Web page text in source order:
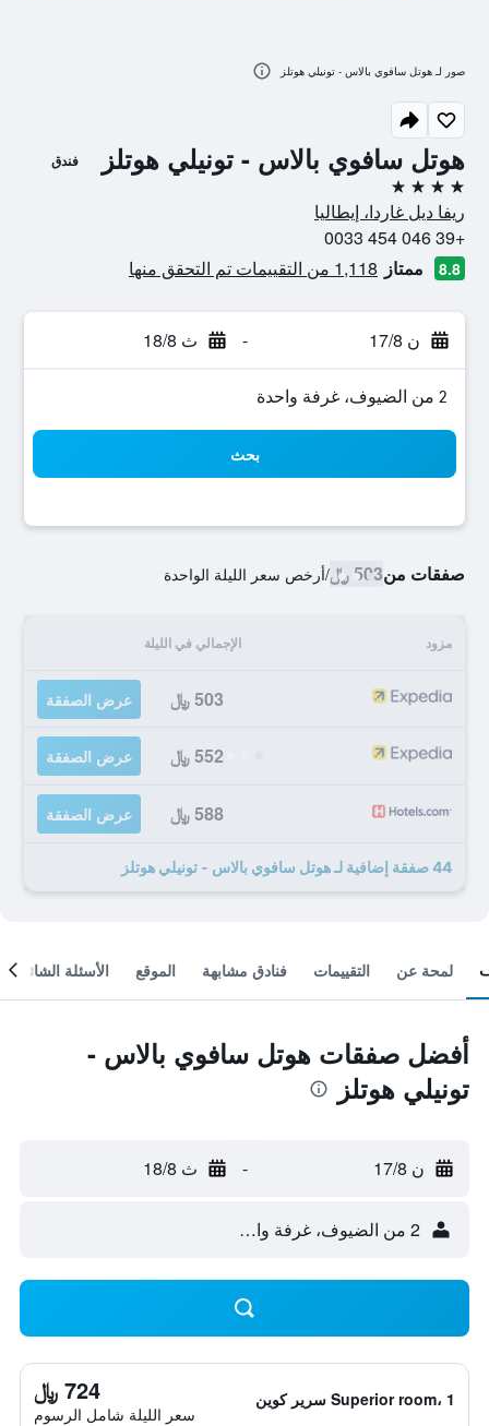
هوتل سافوي بالاس - تونيلي هوتلز فندق
4 نجوم
ريفا ديل غاردا، إيطاليا
+39 046 454 0033
8.8 ممتاز 1,118 من التقييمات تم التحقق منها
ن 17/8 - ث 18/8
2 من الضيوف، غرفة واحدة
بحث
صفقات من503 ﷼ /أرخص سعر الليلة الواحدة
مزود الإجمالي في الليلة
503 ﷼ عرض الصفقة
552 ﷼ عرض الصفقة
588 ﷼ عرض الصفقة
44 صفقة إضافية لـ هوتل سافوي بالاس - تونيلي هوتلز
صور لـ هوتل سافوي بالاس - تونيلي هوتلز
لمحة عن التقييمات فنادق مشابهة الموقع الأسئلة الشائعة
أفضل صفقات هوتل سافوي بالاس -
تونيلي هوتلز
ن 17/8 - ث 18/8
2 من الضيوف، غرفة واحدة
Superior room، 1 سرير كوين 724 ﷼
سعر الليلة شامل الرسوم